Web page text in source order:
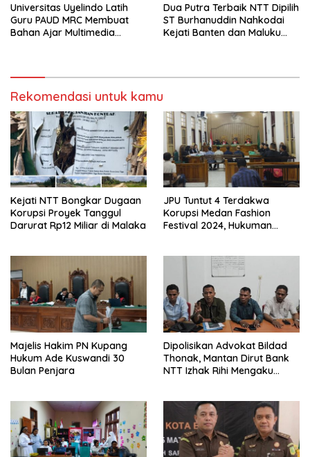
Universitas Uyelindo Latih
Guru PAUD MRC Membuat
Bahan Ajar Multimedia
Dua Putra Terbaik NTT Dipilih
ST Burhanuddin Nahkodai
Kejati Banten dan Maluku
Rekomendasi untuk kamu
Kejati NTT Bongkar Dugaan
Korupsi Proyek Tanggul
Darurat Rp12 Miliar di Malaka
JPU Tuntut 4 Terdakwa
Korupsi Medan Fashion
Festival 2024, Hukuman
Majelis Hakim PN Kupang
Hukum Ade Kuswandi 30
Bulan Penjara
Dipolisikan Advokat Bildad
Thonak, Mantan Dirut Bank
NTT Izhak Rihi Mengaku